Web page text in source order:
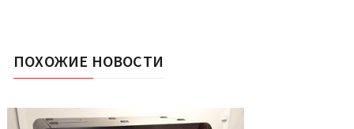
ПОХОЖИЕ НОВОСТИ